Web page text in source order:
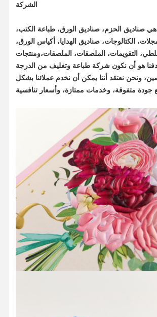
الشركة
هي صناديق الحزم، صناديق الورق، طباعة الكتب،
الكتالوجات، صناديق الهدايا، أكياس الورق،
التقويمات، الملصقات، الملصقات،ومنتجات
هو أن نكون شركة طباعة وتغليف من الدرجة
ونحن نعتقد أننا يمكن أن نخدم عملائنا بشكل